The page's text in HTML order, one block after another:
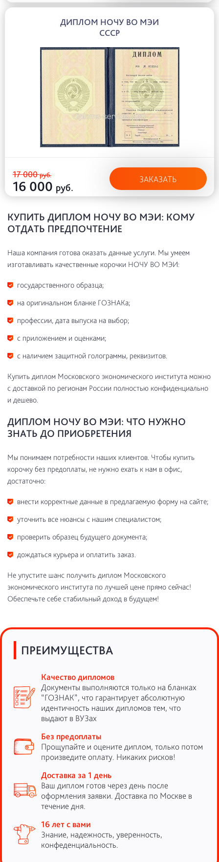
ДИПЛОМ НОЧУ ВО МЭИ
СССР
17 000руб.
16 000 руб.
ЗАКАЗАТЬ
КУПИТЬ ДИПЛОМ НОЧУ ВО МЭИ: КОМУ
ОТДАТЬ ПРЕДПОЧТЕНИЕ
Наша компания готова оказать данные услуги. Мы умеем
изготавливать качественные корочки НОЧУ ВО МЭИ:
государственного образца;
на оригинальном бланке ГОЗНАКа;
профессии, дата выпуска на выбор;
с приложением и оценками;
с наличием защитной голограммы, реквизитов.
Купить диплом Московского экономического института можно
с доставкой по регионам России полностью конфиденциально
и дешево.
ДИПЛОМ НОЧУ ВО МЭИ: ЧТО НУЖНО
ЗНАТЬ ДО ПРИОБРЕТЕНИЯ
Мы понимаем потребности наших клиентов. Чтобы купить
корочку без предоплаты, не нужно ехать к нам в офис,
достаточно:
внести корректные данные в предлагаемую форму на сайте;
уточнить все нюансы с нашим специалистом;
проверить образец будущего документа;
дождаться курьера и оплатить заказ.
Не упустите шанс получить диплом Московского
экономического института по лучшей цене прямо сейчас!
Обеспечьте себе стабильный доход в будущем!
ПРЕИМУЩЕСТВА
Качество дипломов
Документы выполняются только на бланках
“ГОЗНАК”, что гарантирует абсолютную
идентичность наших дипломов тем, что
выдают в ВУЗах
Без предоплаты
Прощупайте и оцените диплом, только потом
произведите оплату. Никаких рисков!
Доставка за 1 день
Ваш диплом готов через день после
оформления заявки. Доставка по Москве в
течение дня.
16 лет с вами
Знание, надежность, уверенность,
конфеденциальность.